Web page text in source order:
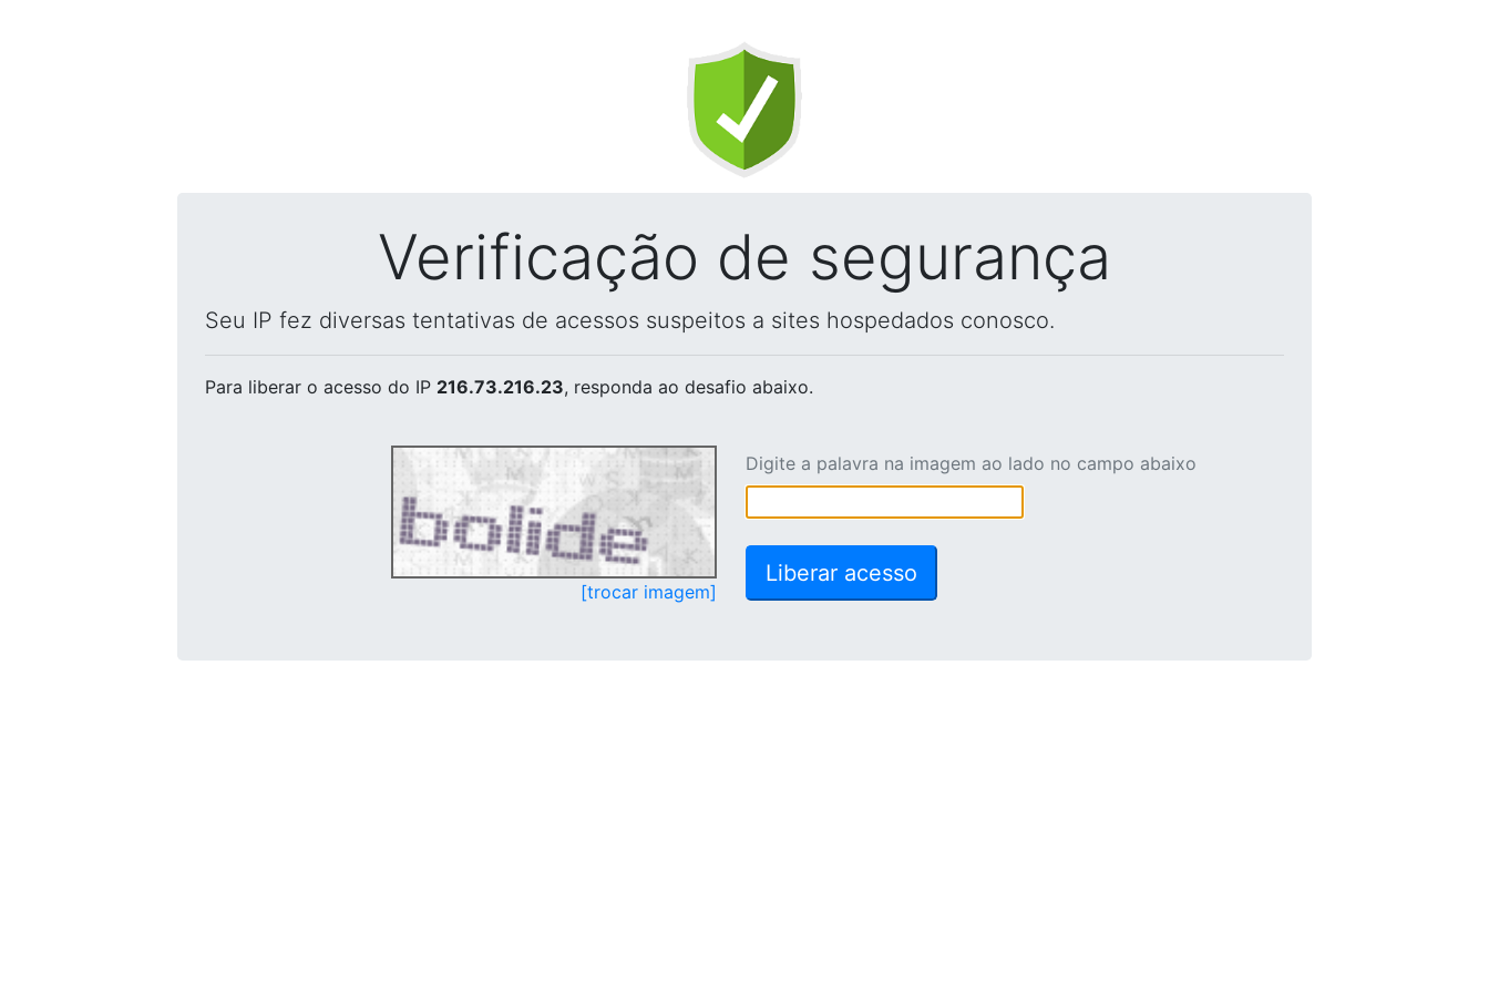
Verificação de segurança
Seu IP fez diversas tentativas de acessos suspeitos a sites hospedados conosco.
Para liberar o acesso do IP 216.73.216.23, responda ao desafio abaixo.
[trocar imagem]
Digite a palavra na imagem ao lado no campo abaixo